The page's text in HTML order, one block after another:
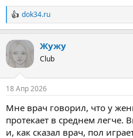
Р
е
ц
и
dok34.ru
Жужу
Club
18 Апр 2026
Мне врач говорил, что у
протекает в среднем
и, как сказал врач, пол